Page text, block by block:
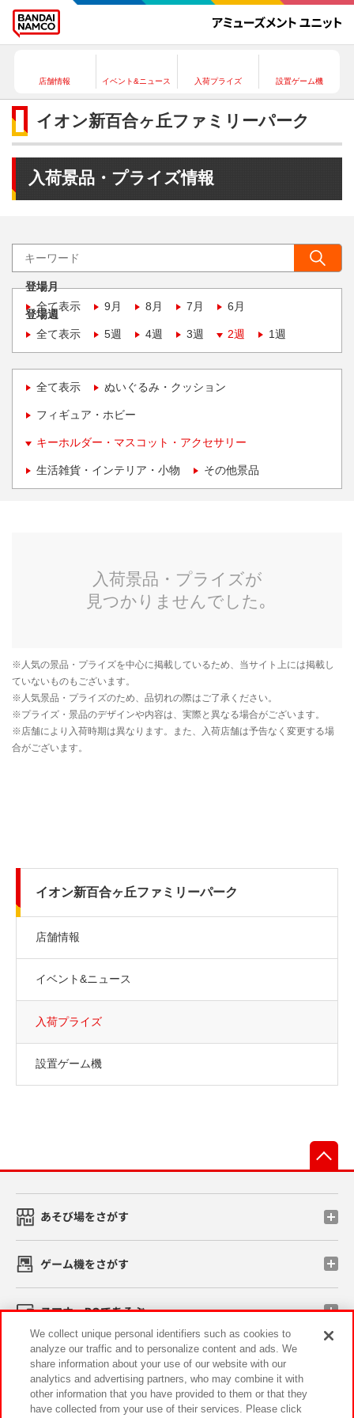
店舗情報 イベント&ニュース 入荷プライズ 設置ゲーム機
イオン新百合ヶ丘ファミリーパーク
入荷景品・プライズ情報
登場月
全て表示
9月 8月 7月 6月
登場週
全て表示
5週 4週 3週 2週 1週
全て表示 ぬいぐるみ・クッション
フィギュア・ホビー
キーホルダー・マスコット・アクセサリー
生活雑貨・インテリア・小物 その他景品
イオン新百合ヶ丘ファミリーパーク
店舗情報
イベント&ニュース
入荷プライズ
設置ゲーム機
あそび場をさがす
ゲーム機をさがす
スマホ・PCであそぶ
イベント・キャンペーン
We collect unique personal identifiers such as cookies to
analyze our traffic and to personalize content and ads. We
share information about your use of our website with our
analytics and advertising partners, who may combine it with
other information that you have provided to them or that they
have collected from your use of their services. Please click